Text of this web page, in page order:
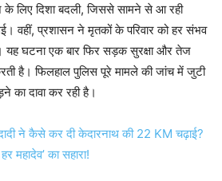
के लिए दिशा बदली, जिससे सामने से आ रही
वहीं, प्रशासन ने मृतकों के परिवार को हर संभव
यह घटना एक बार फिर सड़क सुरक्षा और तेज
है। फिलहाल पुलिस पूरे मामले की जांच में जुटी
का दावा कर रही है।
ने कैसे कर दी केदारनाथ की 22 KM चढ़ाई?
महादेव’ का सहारा!